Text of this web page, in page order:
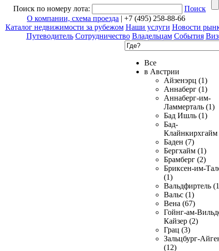
Поиск по номеру лота:
Поиск
О компании, схема проезда | +7 (495) 258-88-66
Каталог недвижимости за рубежом Наши услуги Новости
Путеводитель Сотрудничество Владельцам События
Все
в Австрии
Айзенэрц (1)
Аннаберг (1)
Аннаберг-им-
Ламмерталь (1)
Бад Ишль (1)
Бад-
Клайнкирхгайм
Баден (7)
Бергхайм (1)
Брамберг (2)
Бриксен-им-
(1)
Вальдфиртель
Вальс (1)
Вена (67)
Гойнг-ам-
Кайзер (2)
Грац (3)
Зальцбург-
(12)